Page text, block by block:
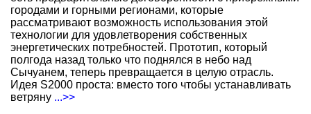
городами и горными регионами, которые
рассматривают возможность использования этой
технологии для удовлетворения собственных
энергетических потребностей. Прототип, который
полгода назад только что поднялся в небо над
Сычуанем, теперь превращается в целую отрасль.
Идея S2000 проста: вместо того чтобы устанавливать
ветряну ...>>